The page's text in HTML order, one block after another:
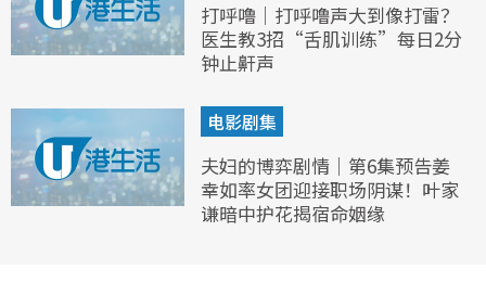
打呼噜｜打呼噜声大到像打雷？
医生教3招“舌肌训练”每日2分
钟止鼾声
电影剧集
夫妇的博弈剧情｜第6集预告姜
幸如率女团迎接职场阴谋！叶家
谦暗中护花揭宿命姻缘